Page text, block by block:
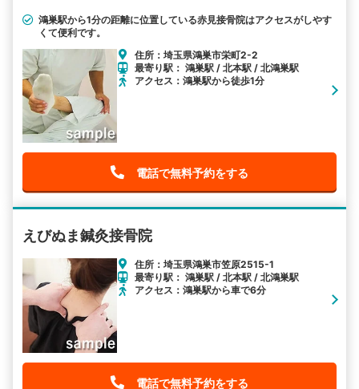
鴻巣駅から1分の距離に位置している赤見接骨院はアクセスがしやす
くて便利です。
住所：埼玉県鴻巣市栄町2-2
最寄り駅： 鴻巣駅 / 北本駅 / 北鴻巣駅
アクセス：鴻巣駅から徒歩1分
電話で無料予約をする
えびぬま鍼灸接骨院
住所：埼玉県鴻巣市笠原2515-1
最寄り駅： 鴻巣駅 / 北本駅 / 北鴻巣駅
アクセス：鴻巣駅から車で6分
電話で無料予約をする